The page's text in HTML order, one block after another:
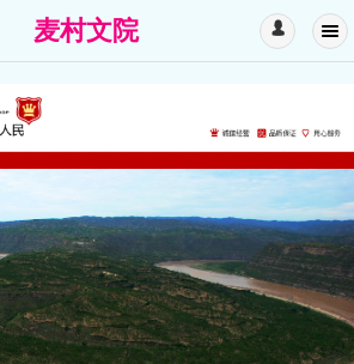
麦村文院 󰄭